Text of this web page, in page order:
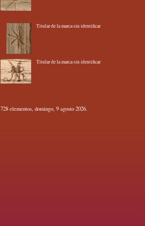
Titular de la marca sin identificar
Titular de la marca sin identificar
728 elementos, domingo, 9 agosto 2026.